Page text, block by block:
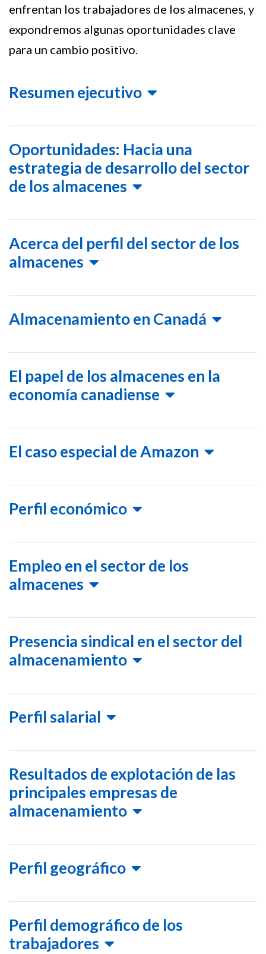
enfrentan los trabajadores de los almacenes, y
expondremos algunas oportunidades clave
para un cambio positivo.
Resumen ejecutivo
Oportunidades: Hacia una
estrategia de desarrollo del sector
de los almacenes
Acerca del perfil del sector de los
almacenes
Almacenamiento en Canadá
El papel de los almacenes en la
economía canadiense
El caso especial de Amazon
Perfil económico
Empleo en el sector de los
almacenes
Presencia sindical en el sector del
almacenamiento
Perfil salarial
Resultados de explotación de las
principales empresas de
almacenamiento
Perfil geográfico
Perfil demográfico de los
trabajadores